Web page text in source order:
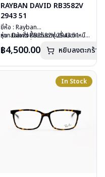
RAYBAN DAVID RB3582V
2943 51
ยี่ห้อ : Rayban
รุ่น : David RB3582V 2943 51
เลนส์ : Demo Lens
น้ำหนัก : 18 กรัม
อุปกรณ์ : กล่องแว่น, ผ้าเช็ดแว่น, คู่มือ
การรับประกัน : 2 ปี (ประกันศูนย์
หากสนใจสั่งชื้อแว่นตารุ่นอื่นนอกเหนือ
คลิก
฿4,500.00 หยิบลงตะกร้า
In Stock